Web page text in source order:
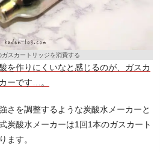
スカートリッジを消費する
を作りにくいなと感じるのが、ガスカ
ーです…。
さを調整するような炭酸水メーカーと
炭酸水メーカーは1回1本のガスカート
ます。